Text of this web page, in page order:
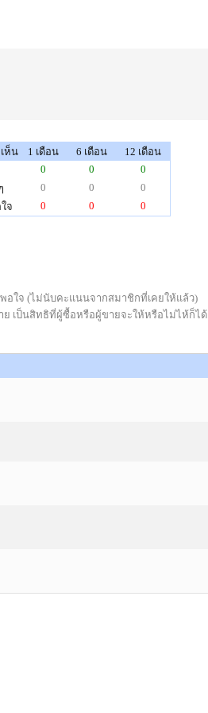
ห็น 1 เดือน 6 เดือน
12 เดือน
0 0
0
0 0
0
จ
0 0 0
พอใจ (ไม่นับคะแนนจากสมาชิกที่เคยให้แล้ว)
ย เป็นสิทธิที่ผู้ซื้อหรือผู้ขายจะให้หรือไม่ไห้ก็ได้